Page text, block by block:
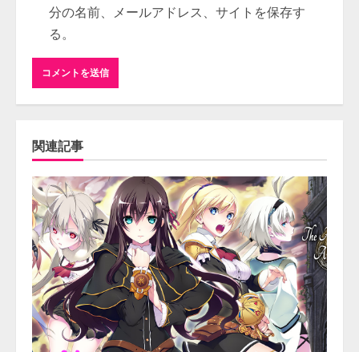
分の名前、メールアドレス、サイトを保存す
る。
関連記事